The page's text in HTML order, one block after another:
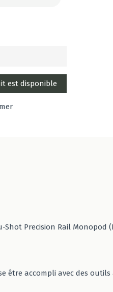
Precision Rail Monopod
être accompli avec des